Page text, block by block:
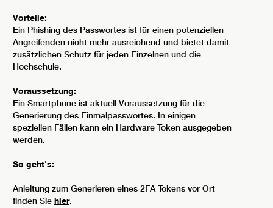
Vorteile:
Ein Phishing des Passwortes ist für einen potenziellen
Angreifenden nicht mehr ausreichend und bietet damit
zusätzlichen Schutz für jeden Einzelnen und die
Hochschule.
Voraussetzung:
Ein Smartphone ist aktuell Voraussetzung für die
Generierung des Einmalpasswortes. In einigen
speziellen Fällen kann ein Hardware Token ausgegeben
werden.
So geht's:
Anleitung zum Generieren eines 2FA Tokens vor Ort
finden Sie hier.